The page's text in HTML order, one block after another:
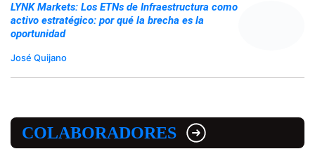
LYNK Markets: Los ETNs de Infraestructura como
activo estratégico: por qué la brecha es la
oportunidad
José Quijano
COLABORADORES